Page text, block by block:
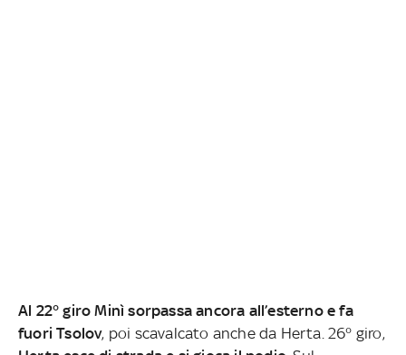
Al 22° giro Minì sorpassa ancora all’esterno e fa
fuori Tsolov, poi scavalcato anche da Herta. 26° giro,